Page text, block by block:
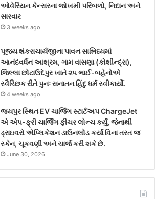
ઓવેરિયન કેન્સરના જોખમી પરિબળો, નિદાન અને
સારવાર
3 weeks ago
પૂજ્ય શંકરાચાર્યજીના પાવન સાન્નિધ્યમાં
આનંદવર્ધન આશ્રમ, ગામ વાસણા (કોશીન્દ્રા),
જિલ્લા છોટાઉદેપુર ખાતે ૨૫ ભાઈ-બહેનોએ
સ્વૈચ્છિક રીતે પુનઃ સનાતન હિંદુ ધર્મ સ્વીકાર્યો.
4 weeks ago
જયપુર સ્થિત EV ચાર્જિંગ સ્ટાર્ટઅપ ChargeJet
એ એપ-ફ્રી ચાર્જિંગ ફીચર લોન્ચ કર્યું, જેનાથી
ડ્રાઇવરો એપ્લિકેશન ડાઉનલોડ કર્યા વિના તરત જ
સ્કેન, ચૂકવણી અને ચાર્જ કરી શકે છે.
June 30, 2026